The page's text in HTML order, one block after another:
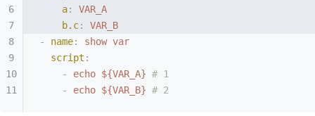
    a
:
VAR_A
    b.c
:
VAR_B
-
name:
show var
  script
:
    -
echo ${VAR_A} # 1
    -
echo ${VAR_B} # 2